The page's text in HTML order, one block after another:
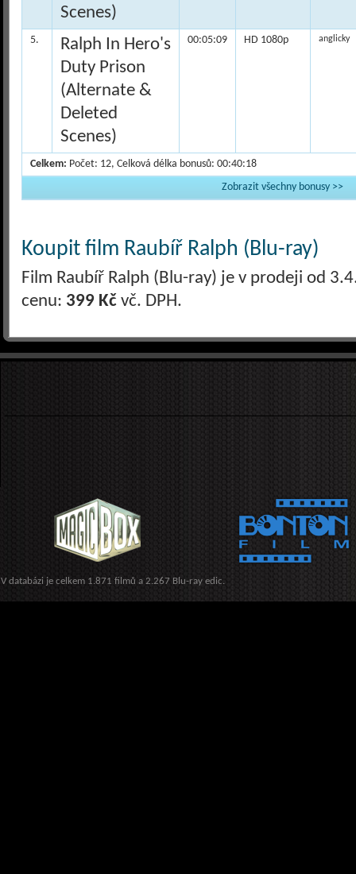
Scenes)
5.
Ralph In Hero's
Duty Prison
(Alternate &
Deleted
Scenes)
00:05:09 HD 1080p anglicky
Celkem: Počet: 12, Celková délka bonusů: 00:40:18
Zobrazit všechny bonusy >>
Koupit film Raubíř Ralph (Blu-ray)
Film Raubíř Ralph (Blu-ray) je v prodeji od
cenu: 399 Kč vč. DPH.
V databázi je celkem 1.871 filmů a 2.267 Blu-ray edic.